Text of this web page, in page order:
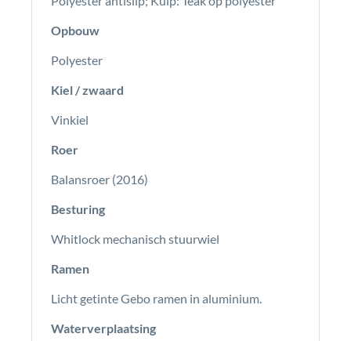
Opbouw
Polyester
Kiel / zwaard
Vinkiel
Roer
Balansroer (2016)
Besturing
Whitlock mechanisch stuurwiel
Ramen
Licht getinte Gebo ramen in aluminium.
Waterverplaatsing